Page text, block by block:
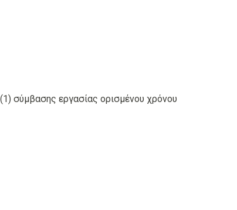
σύμβασης εργασίας ορισμένου χρόνου